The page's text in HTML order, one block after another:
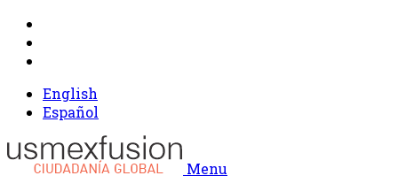
English
Español
Menu